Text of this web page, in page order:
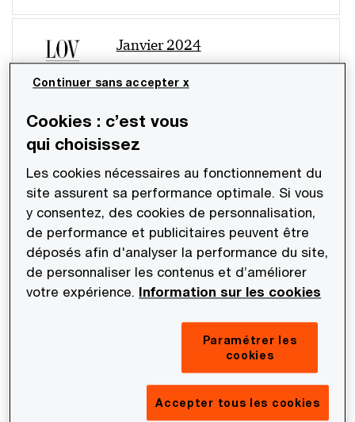
Janvier 2024
Transactions réalisées durant le 4ème
trimestre 2023
Décembre 2023
Buy-side | Services financiers
Sell-side | Consumer
Cookies : c’est vous
qui choisissez
Les cookies nécessaires au fonctionnement du
site assurent sa performance optimale. Si vous
y consentez, des cookies de personnalisation,
de performance et publicitaires peuvent être
déposés afin d'analyser la performance du site,
de personnaliser les contenus et d’améliorer
votre expérience. Information sur les cookies
Paramétrer les
cookies
Accepter tous les cookies
Continuer sans accepter x